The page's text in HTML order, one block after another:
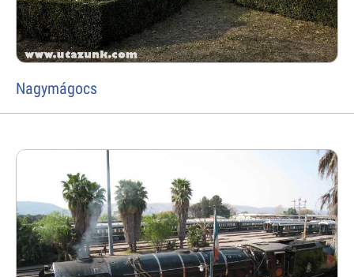
Nagymágocs